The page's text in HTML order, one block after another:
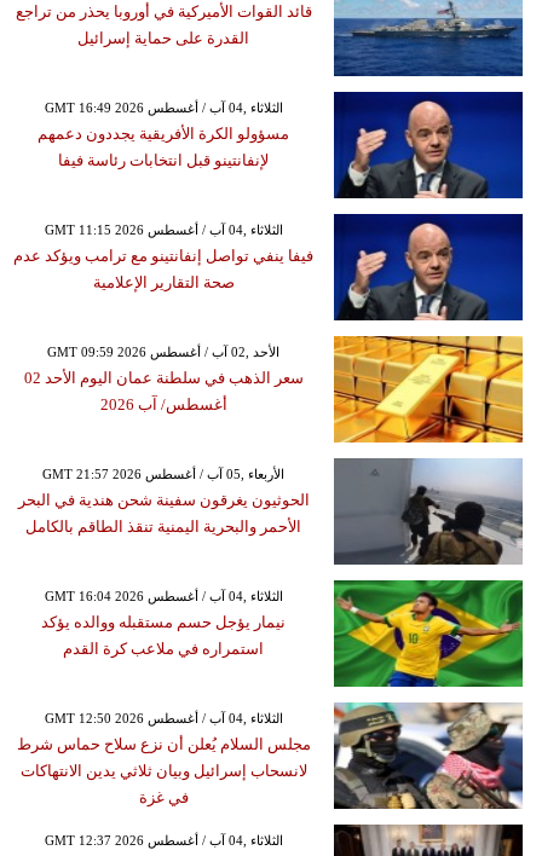
قائد القوات الأميركية في أوروبا يحذر من تراجع
القدرة على حماية إسرائيل
GMT 16:49 2026 الثلاثاء ,04 آب / أغسطس
مسؤولو الكرة الأفريقية يجددون دعمهم
لإنفانتينو قبل انتخابات رئاسة فيفا
GMT 11:15 2026 الثلاثاء ,04 آب / أغسطس
فيفا ينفي تواصل إنفانتينو مع ترامب ويؤكد عدم
صحة التقارير الإعلامية
GMT 09:59 2026 الأحد ,02 آب / أغسطس
سعر الذهب في سلطنة عمان اليوم الأحد 02
أغسطس/ آب 2026
GMT 21:57 2026 الأربعاء ,05 آب / أغسطس
الحوثيون يغرقون سفينة شحن هندية في البحر
الأحمر والبحرية اليمنية تنقذ الطاقم بالكامل
GMT 16:04 2026 الثلاثاء ,04 آب / أغسطس
نيمار يؤجل حسم مستقبله ووالده يؤكد
استمراره في ملاعب كرة القدم
GMT 12:50 2026 الثلاثاء ,04 آب / أغسطس
مجلس السلام يُعلن أن نزع سلاح حماس شرط
لانسحاب إسرائيل وبيان ثلاثي يدين الانتهاكات
في غزة
GMT 12:37 2026 الثلاثاء ,04 آب / أغسطس